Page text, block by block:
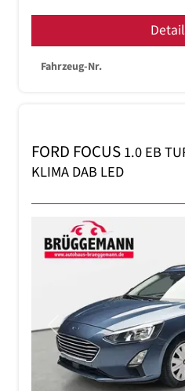
Fahrzeug-Nr.
FORD FOCUS1.0 EB
KLIMA DAB LED
Previous